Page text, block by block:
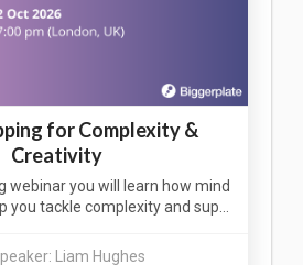
for Complexity &
Creativity
webinar you will learn how mind
you tackle complexity and sup…
Liam Hughes